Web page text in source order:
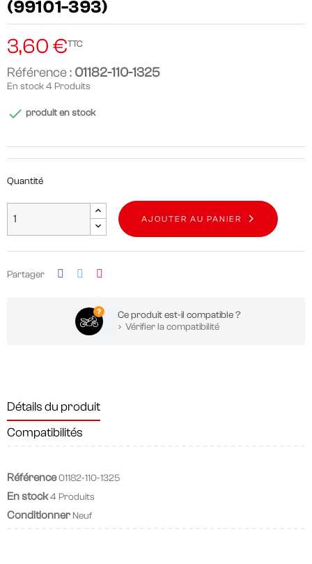
(99101-393)
3,60 €TTC
Référence : 01182-110-1325
En stock4 Produits
 produit en stock
Quantité
AJOUTER AU PANIER
Partager
Ce produit est-il compatible ?
Vérifier la compatibilité
Détails du produit
Compatibilités
Référence01182-110-1325
En stock4 Produits
Conditionner Neuf